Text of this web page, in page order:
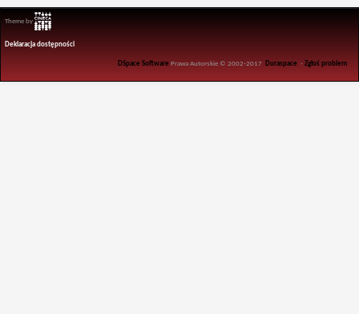
Theme by
Deklaracja dostępności
DSpace Software Prawa Autorskie © 2002-2017 Duraspace -Zgłoś problem